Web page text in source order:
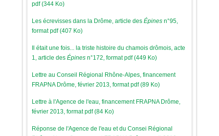
pdf (344 Ko)
Les écrevisses dans la Drôme, article des Épinesn°95,
format pdf (407 Ko)
Il était une fois... la triste histoire du chamois drômois, acte
1, article des Épinesn°172, format pdf (449 Ko)
Lettre au Conseil Régional Rhône-Alpes, financement
FRAPNA Drôme, février 2013, format pdf (89 Ko)
Lettre à l'Agence de l'eau, financement FRAPNA Drôme,
février 2013, format pdf (84 Ko)
Réponse de l'Agence de l'eau et du Consei Régional